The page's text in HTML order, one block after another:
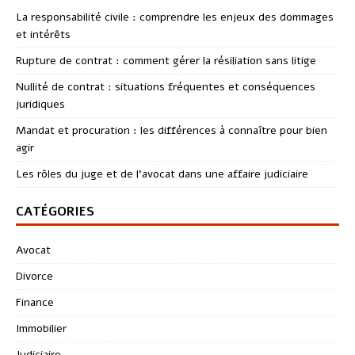
La responsabilité civile : comprendre les enjeux des dommages
et intérêts
Rupture de contrat : comment gérer la résiliation sans litige
Nullité de contrat : situations fréquentes et conséquences
juridiques
Mandat et procuration : les différences à connaître pour bien
agir
Les rôles du juge et de l’avocat dans une affaire judiciaire
CATÉGORIES
Avocat
Divorce
Finance
Immobilier